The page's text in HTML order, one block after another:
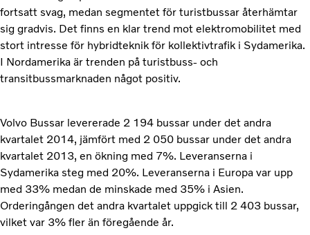
fortsatt svag, medan segmentet för turistbussar återhämtar
sig gradvis. Det finns en klar trend mot elektromobilitet med
stort intresse för hybridteknik för kollektivtrafik i Sydamerika.
I Nordamerika är trenden på turistbuss- och
transitbussmarknaden något positiv.
Volvo Bussar levererade 2 194 bussar under det andra
kvartalet 2014, jämfört med 2 050 bussar under det andra
kvartalet 2013, en ökning med 7%. Leveranserna i
Sydamerika steg med 20%. Leveranserna i Europa var upp
med 33% medan de minskade med 35% i Asien.
Orderingången det andra kvartalet uppgick till 2 403 bussar,
vilket var 3% fler än föregående år.